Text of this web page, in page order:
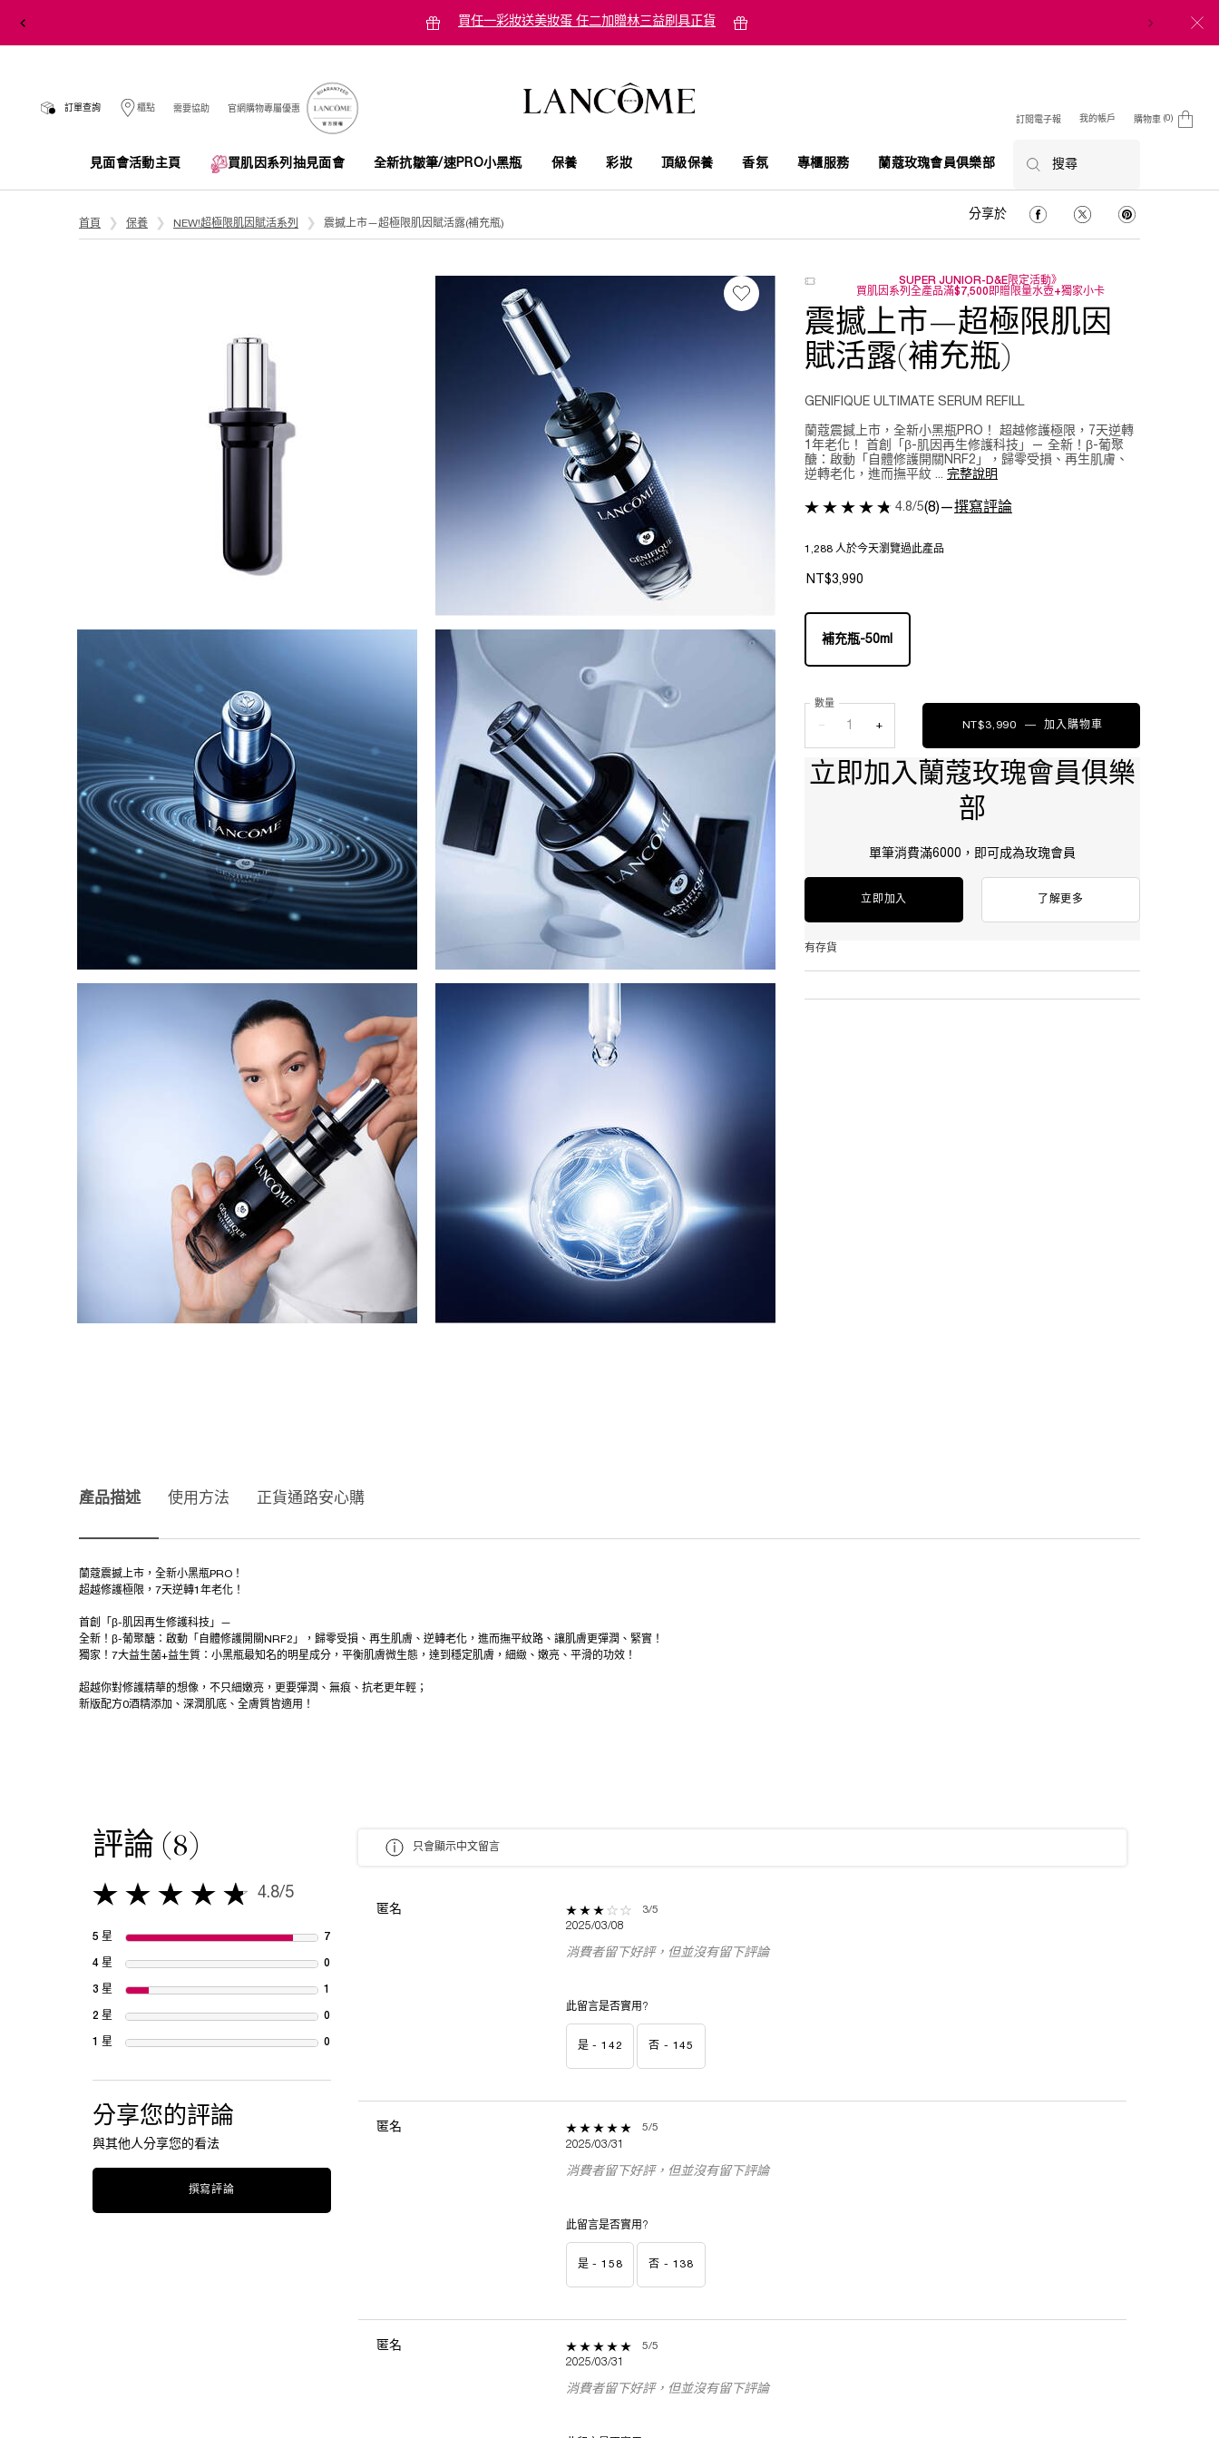
買任一彩妝送美妝蛋 任二加贈林三益刷具正貨
訂單查詢 櫃點 需要協助
官網購物專屬優惠
訂閱電子報
我的帳戶 購物車 0
0 product in cart
見面會活動主頁 買肌因系列抽見面會​ 全新抗皺筆/速PRO小黑瓶 保養 彩妝 頂級保養 香氛 專櫃服務 蘭蔻玫瑰會員俱樂部 搜尋
首頁 保養 NEW!超極限肌因賦活系列 震撼上市—超極限肌因賦活露(補充瓶)
分享於 分享於 Facebook
分享於 Twitter分享於 Pinterest
SUPER JUNIOR-D&E限定活動》
買肌因系列全產品滿$7,500即贈限量水壺+獨家小卡
震撼上市—超極限肌因
賦活露(補充瓶)
GENIFIQUE ULTIMATE SERUM REFILL
蘭蔻震撼上市，全新小黑瓶PRO！ 超越修護極限，7天逆轉
1年老化！ 首創「β-肌因再生修護科技」— 全新！β-葡聚
醣：啟動「自體修護開關NRF2」，歸零受損、再生肌膚、
逆轉老化，進而撫平紋 ... 完整說明
4.8/5(8)—撰寫評論
1,288 人於今天瀏覽過此產品
NT$3,990
Selected
補充瓶-50ml
, 1 of 1
−
數量
+ NT$3,990 ― 加入購物車
立即加入蘭蔻玫瑰會員俱樂
部
單筆消費滿6000，即可成為玫瑰會員
立即加入 了解更多
有存貨
產品描述 使用方法 正貨通路安心購
蘭蔻震撼上市，全新小黑瓶PRO！
超越修護極限，7天逆轉1年老化！
首創「β-肌因再生修護科技」—
全新！β-葡聚醣：啟動「自體修護開關NRF2」，歸零受損、再生肌膚、逆轉老化，進而撫平紋路、讓肌膚更彈潤、緊實！
獨家！7大益生菌+益生質：小黑瓶最知名的明星成分，平衡肌膚微生態，達到穩定肌膚，細緻、嫩亮、平滑的功效！
超越你對修護精華的想像，不只細嫩亮，更要彈潤、無痕、抗老更年輕；
新版配方0酒精添加、深潤肌底、全膚質皆適用！
評論 (8)
4.8 out of 5 stars. 4.8/5
5 星 7
4 星 0
3 星 1
2 星 0
1 星 0
分享您的評論
與其他人分享您的看法
撰寫評論
只會顯示中文留言
匿名 3 out of 5 stars.
3/5
2025/03/08
消費者留下好評，但並沒有留下評論
此留言是否實用?
是 -142 否 - 145
匿名 5 out of 5 stars. 5/5
2025/03/31
消費者留下好評，但並沒有留下評論
此留言是否實用?
是 -158 否 - 138
匿名 5 out of 5 stars. 5/5
2025/03/31
消費者留下好評，但並沒有留下評論